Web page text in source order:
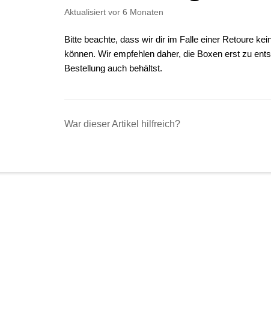
Aktualisiert vor 6 Monaten
Bitte beachte, dass wir dir im Falle einer Retoure
können. Wir empfehlen daher, die Boxen erst zu
Bestellung auch behältst.
War dieser Artikel hilfreich?